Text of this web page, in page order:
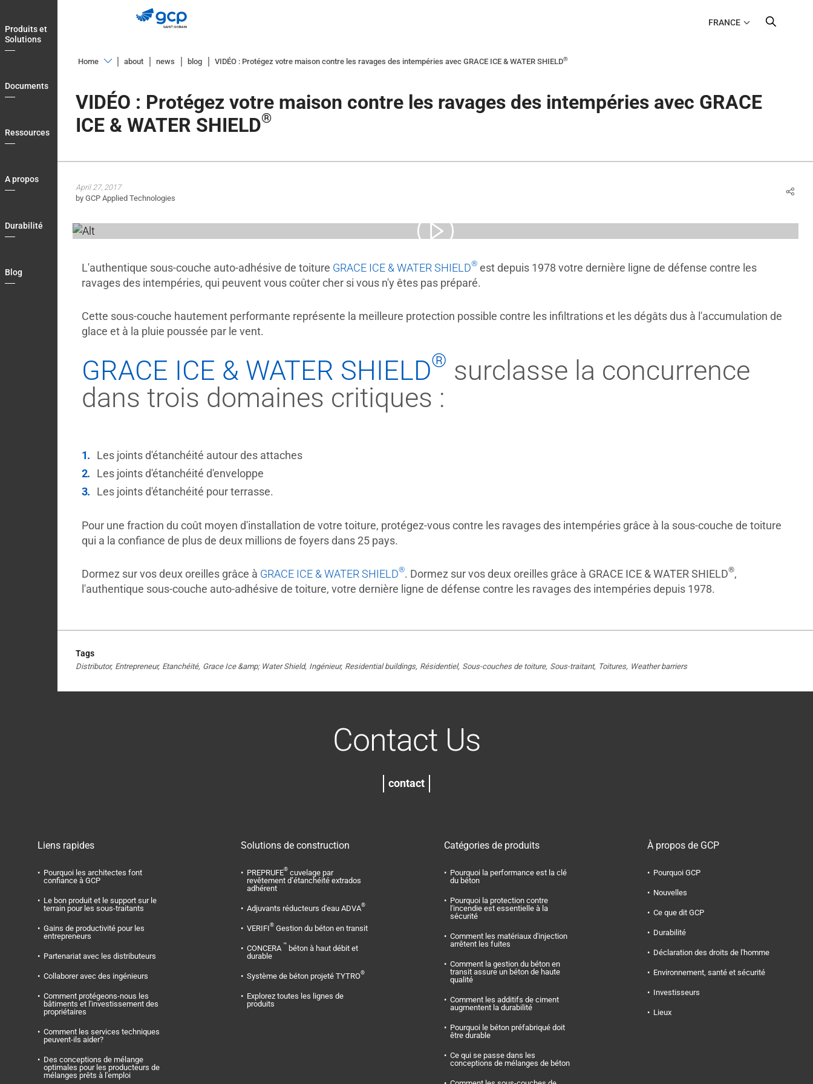
to
main
navigation
Produits et
Solutions
Documents
Ressources
A propos
Durabilité
Blog
FRANCE
Home
et
Solutions
Documents
propos
Blog
nous
Country
My
about news blog VIDÉO : Protégez votre maison contre les ravages des intempéries avec GRACE ICE & WATER SHIELD®
VIDÉO : Protégez votre maison contre les ravages des intempéries avec GRACE
ICE & WATER SHIELD®
April 27, 2017
by GCP Applied Technologies
L'authentique sous-couche auto-adhésive de toiture GRACE ICE & WATER SHIELD®est depuis 1978 votre dernière ligne de défense contre les
ravages des intempéries, qui peuvent vous coûter cher si vous n'y êtes pas préparé.
Cette sous-couche hautement performante représente la meilleure protection possible contre les infiltrations et les dégâts dus à l'accumulation de
glace et à la pluie poussée par le vent.
GRACE ICE & WATER SHIELD® surclasse la concurrence
dans trois domaines critiques :
Les joints d'étanchéité autour des attaches
Les joints d'étanchéité d'enveloppe
Les joints d'étanchéité pour terrasse.
Pour une fraction du coût moyen d'installation de votre toiture, protégez-vous contre les ravages des intempéries grâce à la sous-couche de toiture
qui a la confiance de plus de deux millions de foyers dans 25 pays.
Dormez sur vos deux oreilles grâce à GRACE ICE & WATER SHIELD®. Dormez sur vos deux oreilles grâce à GRACE ICE & WATER SHIELD®,
l'authentique sous-couche auto-adhésive de toiture, votre dernière ligne de défense contre les ravages des intempéries depuis 1978.
Tags
Distributor Entrepreneur Etanchéité Grace Ice &amp; Water Shield Ingénieur Residential buildings Résidentiel Sous-couches de toiture Sous-traitant Toitures Weather barriers
Contact Us
contact
Liens rapides
Pourquoi les architectes font
confiance à GCP
Le bon produit et le support sur le
terrain pour les sous-traitants
Gains de productivité pour les
entrepreneurs
Partenariat avec les distributeurs
Collaborer avec des ingénieurs
Comment protégeons-nous les
bâtiments et l'investissement des
propriétaires
Comment les services techniques
peuvent-ils aider?
Des conceptions de mélange
optimales pour les producteurs de
mélanges prêts à l'emploi
Solutions de construction
PREPRUFE® cuvelage par
revêtement d’étanchéité extrados
adhérent
Adjuvants réducteurs d'eau ADVA®
VERIFI® Gestion du béton en transit
CONCERA™ béton à haut débit et
durable
Système de béton projeté TYTRO®
Explorez toutes les lignes de
produits
Catégories de produits
Pourquoi la performance est la clé
du béton
Pourquoi la protection contre
l'incendie est essentielle à la
sécurité
Comment les matériaux d'injection
arrêtent les fuites
Comment la gestion du béton en
transit assure un béton de haute
qualité
Comment les additifs de ciment
augmentent la durabilité
Pourquoi le béton préfabriqué doit
être durable
Ce qui se passe dans les
conceptions de mélanges de béton
À propos de GCP
Pourquoi GCP
Nouvelles
Ce que dit GCP
Durabilité
Déclaration des droits de l'homme
Environnement, santé et sécurité
Investisseurs
Lieux